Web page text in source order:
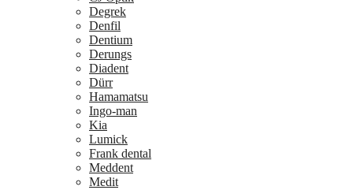
Degrek
Denfil
Dentium
Derungs
Diadent
Dürr
Hamamatsu
Ingo-man
Kia
Lumick
Frank dental
Meddent
Medit